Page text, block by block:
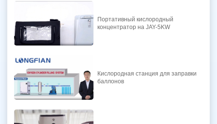
Портативный кислородный
концентратор на JAY-5KW
Кислородная станция для заправки
баллонов